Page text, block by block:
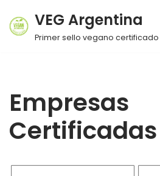
Ir
VEG Argentina
Primer sello vegano
Empresas
Certificadas